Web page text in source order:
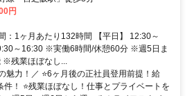
円
：1ヶ月あたり132時間 【平日】 12:30～
～16:30 ※実働6時間/休憩60分 ※週5日ま
※残業ほぼなし...
魅力！／ ⭐️6ヶ月後の正社員登用前提！給
！ ⭐️残業ほぼなし！仕事とプライベートを